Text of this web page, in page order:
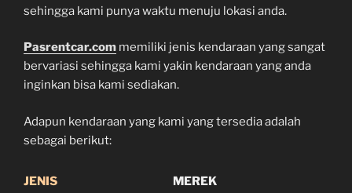
sehingga kami punya waktu menuju lokasi anda.
Pasrentcar.com memiliki jenis kendaraan yang sangat
bervariasi sehingga kami yakin kendaraan yang anda
inginkan bisa kami sediakan.
Adapun kendaraan yang kami yang tersedia adalah
sebagai berikut:
JENIS MEREK